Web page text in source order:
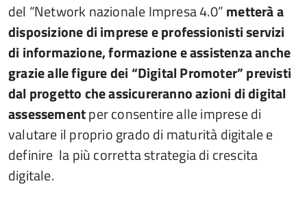
del “Network nazionale Impresa 4.0”metterà a
disposizione di imprese e professionisti servizi
di informazione, formazione e assistenza anche
grazie alle figure dei “Digital Promoter” previsti
dal progetto che assicureranno azioni didigital
assessementper consentire alle imprese di
valutare il proprio grado di maturità digitale e
definire la più corretta strategia di crescita
digitale.